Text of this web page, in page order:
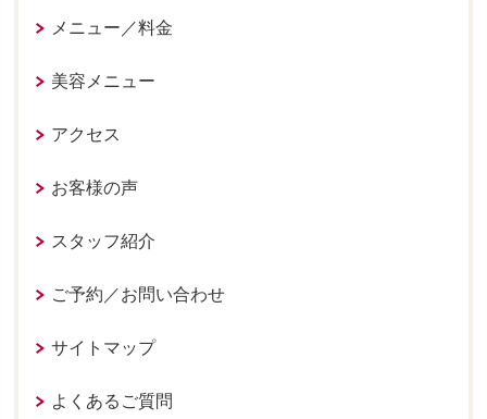
メニュー／料金
美容メニュー
アクセス
お客様の声
スタッフ紹介
ご予約／お問い合わせ
サイトマップ
よくあるご質問